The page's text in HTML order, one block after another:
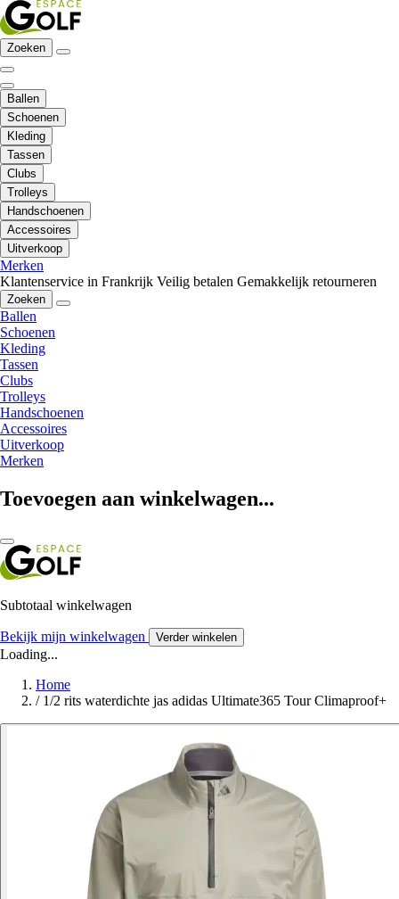
Zoeken
Ballen
Schoenen
Kleding
Tassen
Clubs
Trolleys
Handschoenen
Accessoires
Uitverkoop
Merken
Klantenservice in Frankrijk Veilig betalen Gemakkelijk retourneren
Zoeken
Ballen
Schoenen
Kleding
Tassen
Clubs
Trolleys
Handschoenen
Accessoires
Uitverkoop
Merken
Toevoegen aan winkelwagen...
Subtotaal winkelwagen
Bekijk mijn winkelwagen Verder winkelen
Loading...
Home
/ 1/2 rits waterdichte jas adidas Ultimate365 Tour Climaproof+